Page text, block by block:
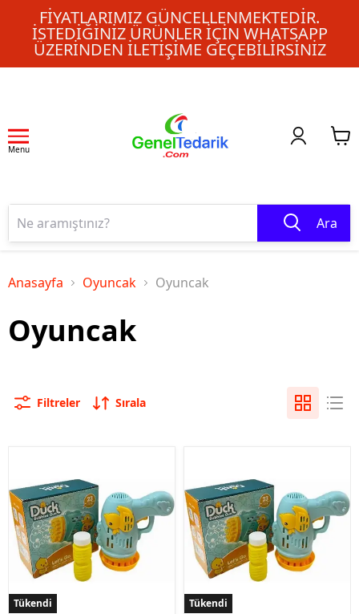
FIYATLARIMIZ GÜNCELLENMEKTEDIR.
İSTEDIĞINIZ ÜRÜNLER IÇIN WHATSAPP
ÜZERINDEN ILETIŞIME GEÇEBILIRSINIZ
Menu
Ara
Anasayfa Oyuncak Oyuncak
Oyuncak
Filtreler Sırala
Tükendi Tükendi